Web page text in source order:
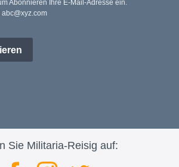
Abonnieren Ihre E-Mail-Adresse ein.
Sie Militaria-Reisig auf: